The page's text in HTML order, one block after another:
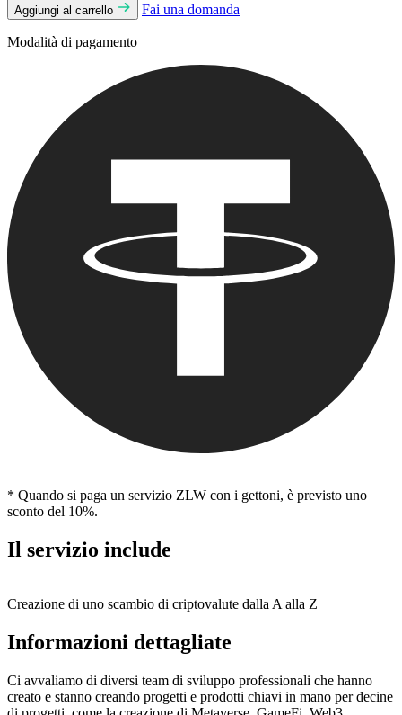
Aggiungi al carrello Fai una domanda
Modalità di pagamento
* Quando si paga un servizio ZLW con i gettoni, è previsto uno
sconto del 10%.
Il servizio include
Creazione di uno scambio di criptovalute dalla A alla Z
Informazioni dettagliate
Ci avvaliamo di diversi team di sviluppo professionali che hanno
creato e stanno creando progetti e prodotti chiavi in mano per decine